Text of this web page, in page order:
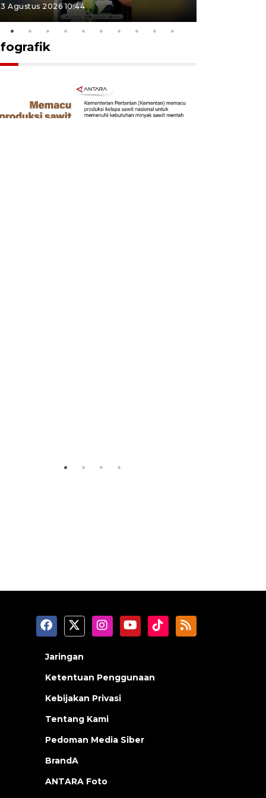
3 Agustus 2026 10:44
Jaringan
Ketentuan Penggunaan
Kebijakan Privasi
Tentang Kami
Pedoman Media Siber
BrandA
ANTARA Foto